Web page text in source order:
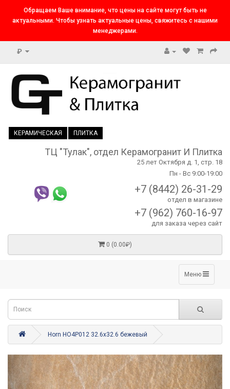
Обращаем Ваше внимание, что цены на сайте могут быть не
актуальными. Чтобы узнать актуальные цены, свяжитесь с нашими
менеджерами.
₽
КЕРАМИЧЕСКАЯ ПЛИТКА
ТЦ "Тулак", отдел Керамогранит И Плитка
25 лет Октября д. 1, стр. 18
Пн - Вс 9:00-19:00
+7 (8442) 26-31-29
отдел в магазине
+7 (962) 760-16-97
для заказа через сайт
0 (0.00₽)
Меню
Horn HO4P012 32.6x32.6 бежевый